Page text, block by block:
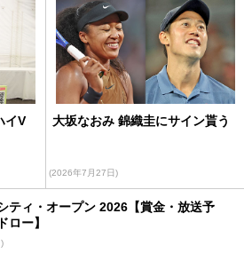
イV 大坂なおみ 錦織圭にサイン貰う
(2026年7月27日)
ティ・オープン 2026【賞金・放送予
ロー】